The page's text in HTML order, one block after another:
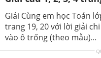
Giải Cùng em học Toán
trang 19, 20 với lời giải
vào ô trống (theo mẫu)...